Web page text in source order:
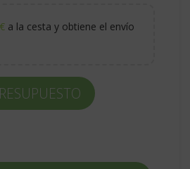
€ a la cesta y obtiene el envío